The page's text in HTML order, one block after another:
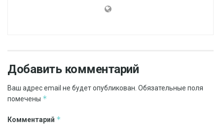
Добавить комментарий
Ваш адрес email не будет опубликован. Обязательные поля
помечены *
Комментарий *